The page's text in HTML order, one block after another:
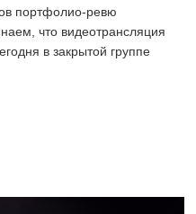
портфолио-ревю
что видеотрансляция
в закрытой группе